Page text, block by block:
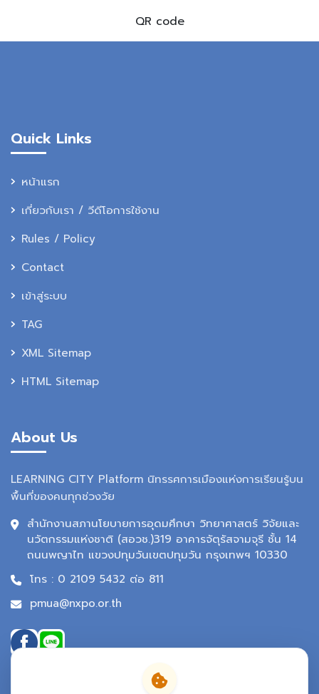
QR code
Quick Links
หน้าแรก
เกี่ยวกับเรา / วีดีโอการใช้งาน
Rules / Policy
Contact
เข้าสู่ระบบ
TAG
XML Sitemap
HTML Sitemap
About Us
LEARNING CITY Platform นิทรรศการเมืองแห่งการเรียนรู้บน
พื้นที่ของคนทุกช่วงวัย
สำนักงานสภานโยบายการอุดมศึกษา วิทยาศาสตร์ วิจัยและ
นวัตกรรมแห่งชาติ (สอวช.)319 อาคารจัตุรัสจามจุรี ชั้น 14
ถนนพญาไท แขวงปทุมวันเขตปทุมวัน กรุงเทพฯ 10330
โทร : 0 2109 5432 ต่อ 811
pmua@nxpo.or.th